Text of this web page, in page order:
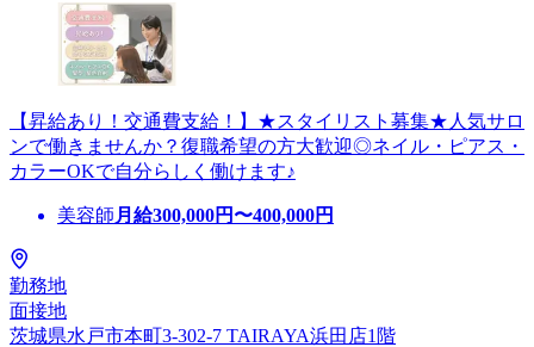
【昇給あり！交通費支給！】★スタイリスト募集★人気サロ
ンで働きませんか？復職希望の方大歓迎◎ネイル・ピアス・
カラーOKで自分らしく働けます♪
美容師 月給300,000円〜400,000円
勤務地
面接地
茨城県水戸市本町3-302-7 TAIRAYA浜田店1階